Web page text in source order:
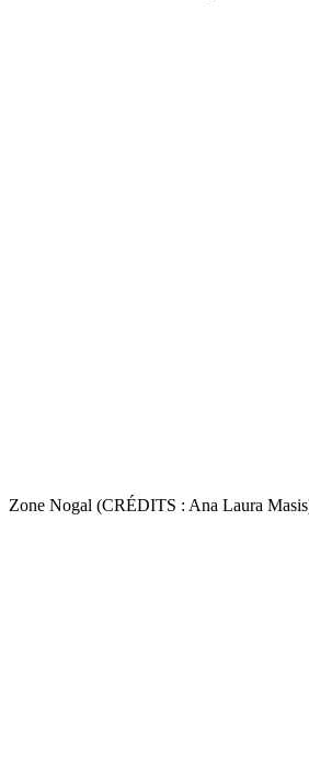
Zone Nogal (CRÉDITS : Ana Laura